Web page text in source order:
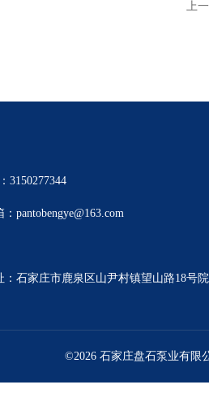
上
3150277344
pantobengye@163.com
：石家庄市鹿泉区山尹村镇望山路18号
©2026 石家庄盘石泵业有限